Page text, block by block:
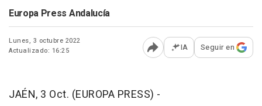
Europa Press Andalucía
Lunes, 3 octubre 2022
Actualizado: 16:25
Abrir opciones para
IA Seguir en
JAÉN, 3 Oct. (EUROPA PRESS) -